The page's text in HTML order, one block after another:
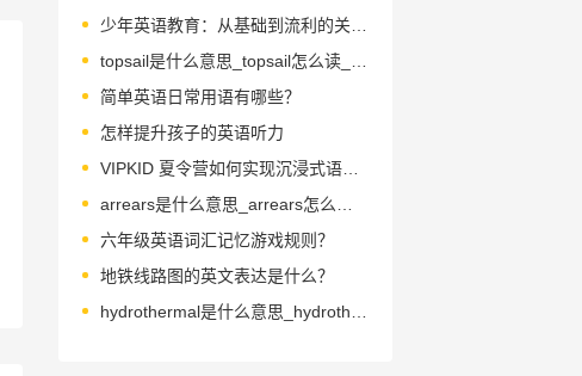
简单英语日常用语有哪些？
怎样提升孩子的英语听力
VIPKID 夏令营如何实现沉浸式语言成长？
六年级英语词汇记忆游戏规则？
地铁线路图的英文表达是什么？